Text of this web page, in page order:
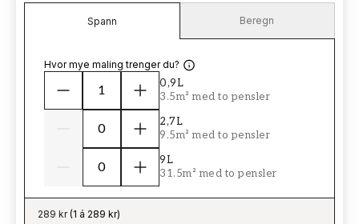
Spann Beregn
Hvor mye maling trenger du?
0,9L
3.5m² med to pensler
2,7L
9.5m² med to pensler
9L
31.5m² med to pensler
289 kr(1 á 289 kr)